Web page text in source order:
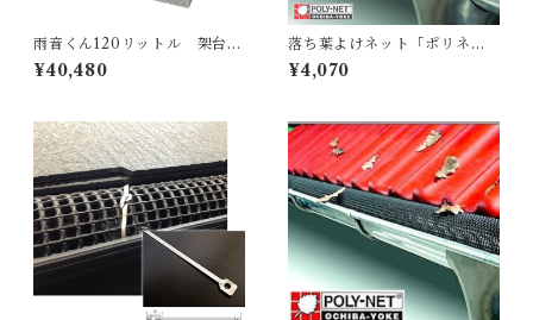
雨音くん120リットル 架台な
し
¥40,480
落ち葉よけネット「ポリネッ
ト」S
¥4,070